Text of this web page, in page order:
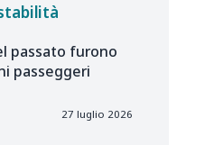
passato furono
passeggeri
27 luglio 2026